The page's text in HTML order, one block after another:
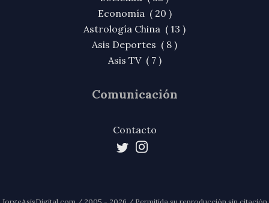
Economía ( 20 )
Astrología China ( 13 )
Asis Deportes ( 8 )
Asis TV ( 7 )
Comunicación
Contacto